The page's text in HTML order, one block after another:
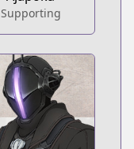
Supporting